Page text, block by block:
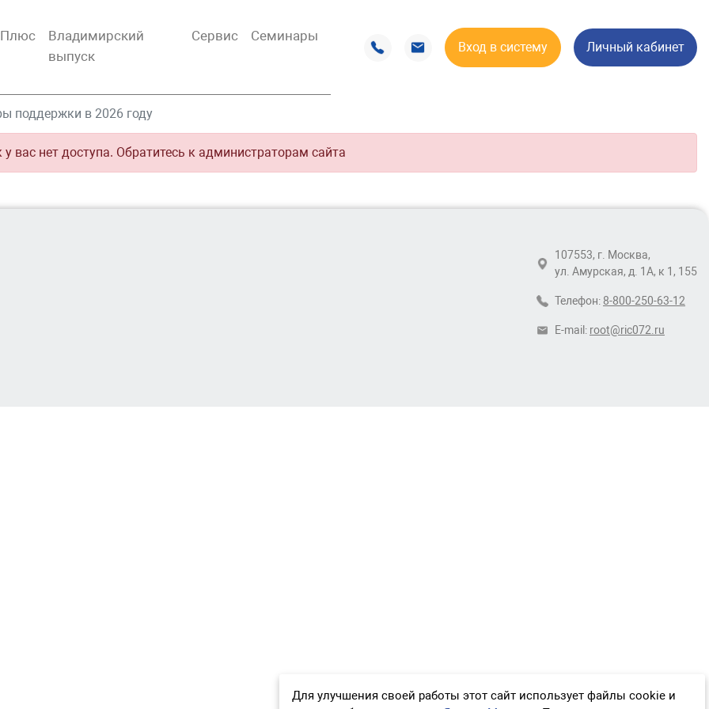
Владимирский
выпуск
Сервис Семинары
Вход в систему Личный кабинет
поддержки в 2026 году
вас нет доступа. Обратитесь к администраторам сайта
107553, г. Москва,
ул. Амурская, д. 1А, к 1, 155
Телефон: 8-800-250-63-12
E-mail: root@ric072.ru
Для улучшения своей работы этот сайт использует файлы cookie и